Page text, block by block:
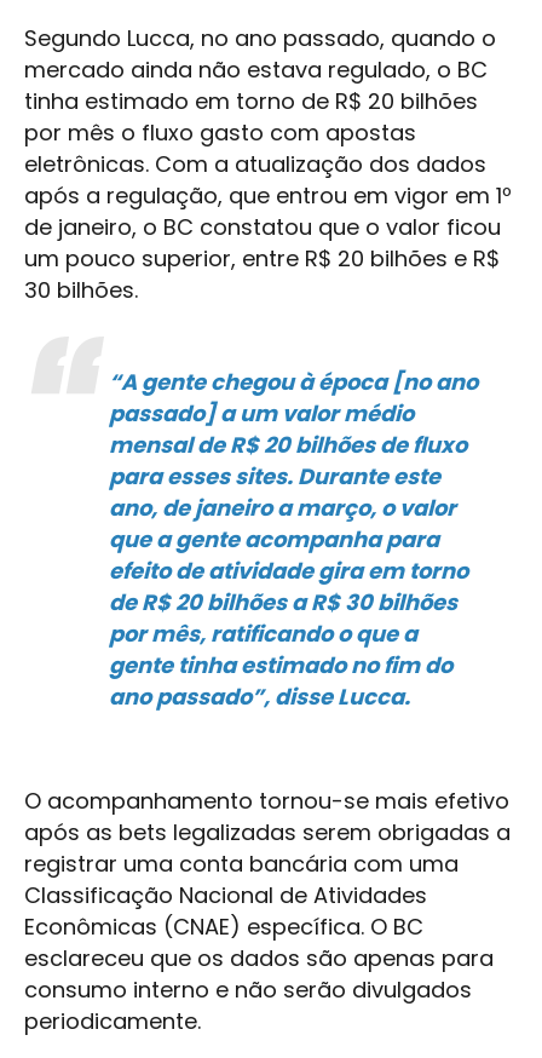
Segundo Lucca, no ano passado, quando o
mercado ainda não estava regulado, o BC
tinha estimado em torno de R$ 20 bilhões
por mês o fluxo gasto com apostas
eletrônicas. Com a atualização dos dados
após a regulação, que entrou em vigor em 1º
de janeiro, o BC constatou que o valor ficou
um pouco superior, entre R$ 20 bilhões e R$
30 bilhões.
“A gente chegou à época [no ano
passado] a um valor médio
mensal de R$ 20 bilhões de fluxo
para esses sites. Durante este
ano, de janeiro a março, o valor
que a gente acompanha para
efeito de atividade gira em torno
de R$ 20 bilhões a R$ 30 bilhões
por mês, ratificando o que a
gente tinha estimado no fim do
ano passado”, disse Lucca.
O acompanhamento tornou-se mais efetivo
após as bets legalizadas serem obrigadas a
registrar uma conta bancária com uma
Classificação Nacional de Atividades
Econômicas (CNAE) específica. O BC
esclareceu que os dados são apenas para
consumo interno e não serão divulgados
periodicamente.